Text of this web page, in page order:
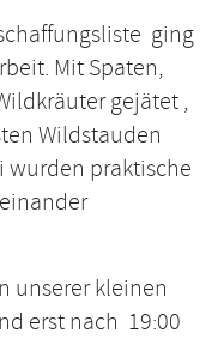
ging
Mit Spaten,
gejätet ,
Wildstauden
wurden praktische
unserer kleinen
erst nach 19:00